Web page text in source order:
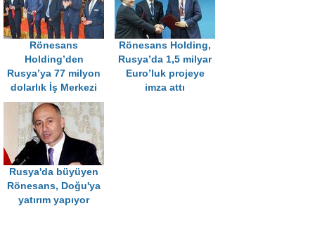
Rönesans
Holding’den
Rusya’ya 77 milyon
dolarlık İş Merkezi
Rönesans Holding,
Rusya’da 1,5 milyar
Euro’luk projeye
imza attı
Rusya'da büyüyen
Rönesans, Doğu'ya
yatırım yapıyor